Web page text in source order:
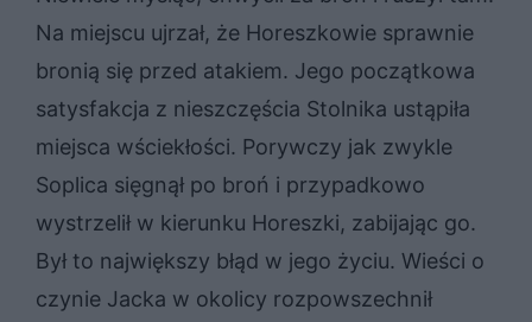
Na miejscu ujrzał, że Horeszkowie sprawnie
bronią się przed atakiem. Jego początkowa
satysfakcja z nieszczęścia Stolnika ustąpiła
miejsca wściekłości. Porywczy jak zwykle
Soplica sięgnął po broń i przypadkowo
wystrzelił w kierunku Horeszki, zabijając go.
Był to największy błąd w jego życiu. Wieści o
czynie Jacka w okolicy rozpowszechnił